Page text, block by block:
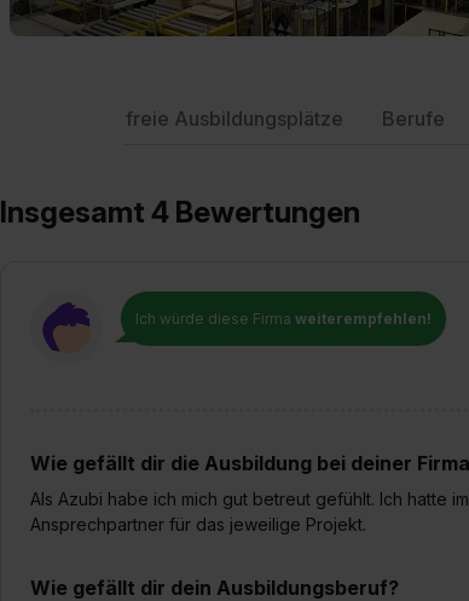
freie Ausbildungsplätze Berufe
Insgesamt 4 Bewertungen
Ich würde diese Firma weiterempfehlen!
Wie gefällt dir die Ausbildung bei deiner
Als Azubi habe ich mich gut betreut gefühlt. Ich hatte
Ansprechpartner für das jeweilige Projekt.
Wie gefällt dir dein Ausbildungsberuf?